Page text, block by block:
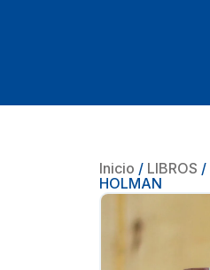
Inicio / LIBROS /
HOLMAN